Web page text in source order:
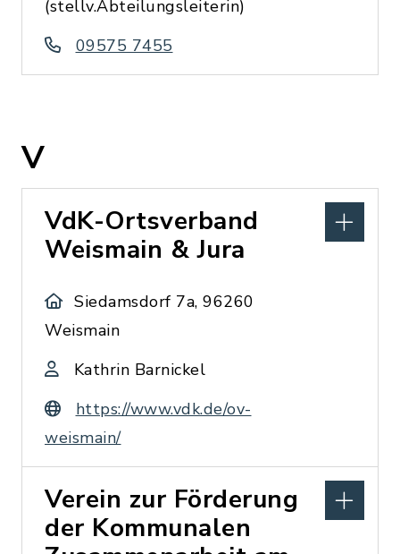
(stellv.Abteilungsleiterin)
09575 7455
V
VdK-Ortsverband
Weismain & Jura
Siedamsdorf 7a, 96260
Weismain
Kathrin Barnickel
https://www.vdk.de/ov-
weismain/
Verein zur Förderung
der Kommunalen